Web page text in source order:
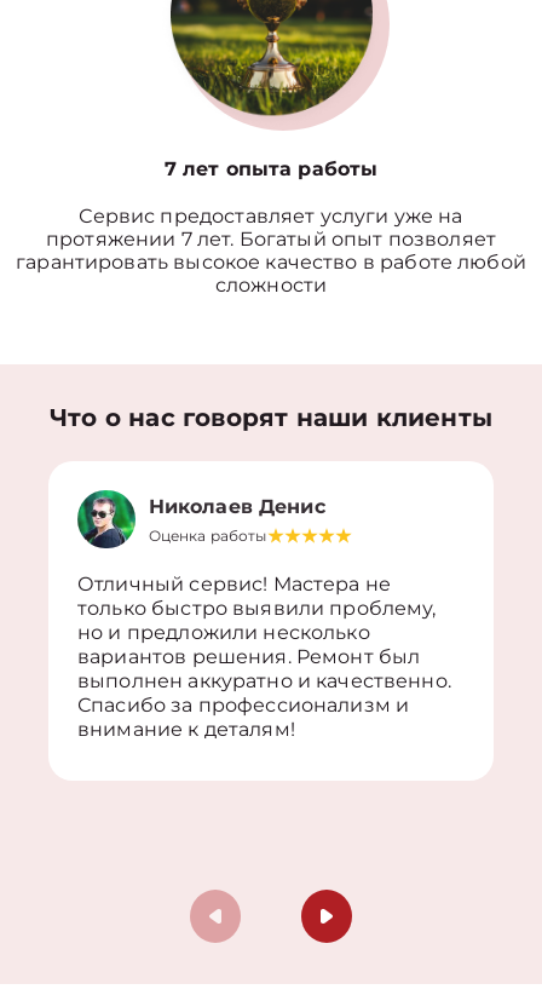
7 лет опыта работы
Сервис предоставляет услуги уже на
протяжении 7 лет. Богатый опыт позволяет
гарантировать высокое качество в работе любой
сложности
Что о нас говорят наши клиенты
Николаев Денис
Оценка работы
Отличный сервис! Мастера не
только быстро выявили проблему,
но и предложили несколько
вариантов решения. Ремонт был
выполнен аккуратно и качественно.
Спасибо за профессионализм и
внимание к деталям!